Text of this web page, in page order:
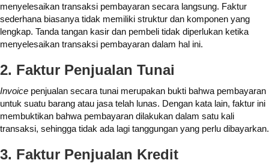
menyelesaikan transaksi pembayaran secara langsung. Faktur
sederhana biasanya tidak memiliki struktur dan komponen yang
lengkap. Tanda tangan kasir dan pembeli tidak diperlukan ketika
menyelesaikan transaksi pembayaran dalam hal ini.
2. Faktur Penjualan Tunai
Invoice penjualan secara tunai merupakan bukti bahwa pembayaran
untuk suatu barang atau jasa telah lunas. Dengan kata lain, faktur ini
membuktikan bahwa pembayaran dilakukan dalam satu kali
transaksi, sehingga tidak ada lagi tanggungan yang perlu dibayarkan.
3. Faktur Penjualan Kredit